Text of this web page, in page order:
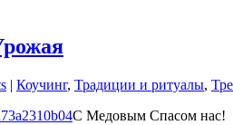
| Коучинг, Традиции и ритуалы,
С Медовым Спасом нас!